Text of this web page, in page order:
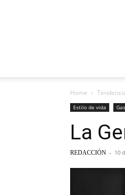
Home
Estilo de vida
La
REDACCIÓN - 10